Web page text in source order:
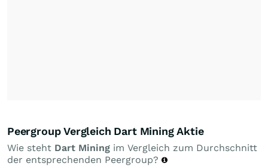
Peergroup Vergleich Dart Mining Aktie
Wie steht Dart Mining im Vergleich zum Durchschnitt
der entsprechenden Peergroup?